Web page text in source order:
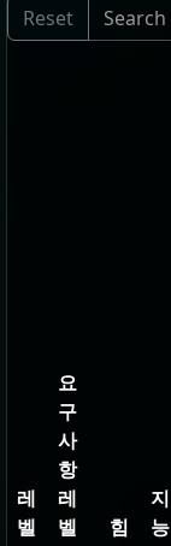
레
벨
요
구
사
항
레
벨
힘
지
능